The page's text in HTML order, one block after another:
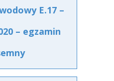
E.17 –
– egzamin